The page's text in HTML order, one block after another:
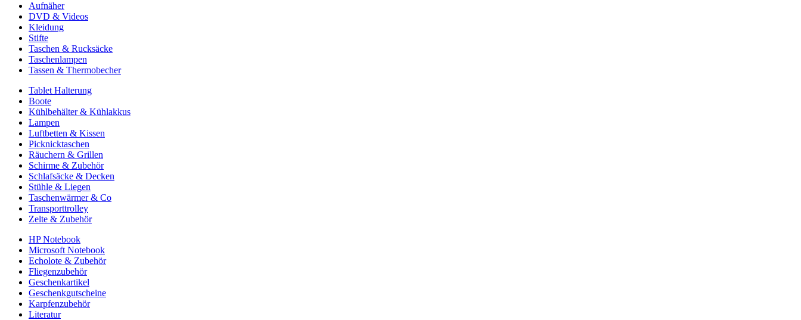
Aufnäher
DVD & Videos
Kleidung
Stifte
Taschen & Rucksäcke
Taschenlampen
Tassen & Thermobecher
Tablet Halterung
Boote
Kühlbehälter & Kühlakkus
Lampen
Luftbetten & Kissen
Picknicktaschen
Räuchern & Grillen
Schirme & Zubehör
Schlafsäcke & Decken
Stühle & Liegen
Taschenwärmer & Co
Transporttrolley
Zelte & Zubehör
HP Notebook
Microsoft Notebook
Echolote & Zubehör
Fliegenzubehör
Geschenkartikel
Geschenkgutscheine
Karpfenzubehör
Literatur